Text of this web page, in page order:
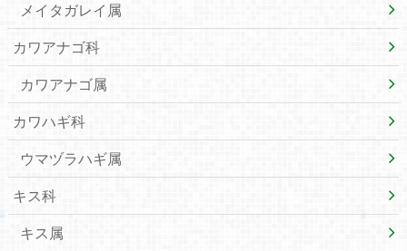
メイタガレイ属
カワアナゴ科
カワアナゴ属
カワハギ科
ウマヅラハギ属
キス科
キス属